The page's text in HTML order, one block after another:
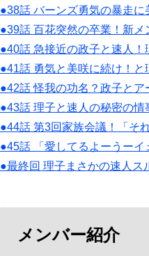
●38話 バーンズ勇気の暴走
●39話 百花突然の卒業！新
●40話 急接近の政子と速人
●41話 勇気と美咲に続け！
●42話 怪我の功名？政子と
●43話 理子と速人の秘密の
●44話 第3回家族会議！「そ
●45話 「愛してるよーうー
●最終回 理子まさかの速人ス
メンバー紹介